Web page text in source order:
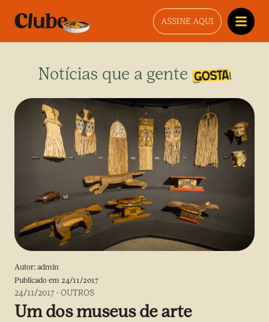
ASSINE AQUI
Notícias que a gente gosta
Autor: admin
Publicado em 24/11/2017
24/11/2017 -OUTROS
Um dos museus de arte